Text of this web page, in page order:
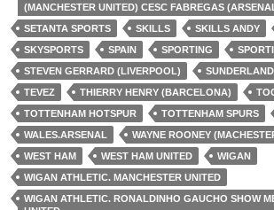
(MANCHESTER UNITED) CESC FABREGAS
SETANTA SPORTS
SKILLS SKILLS ANDY
SKYSPORTS
SPAIN SPORTING
STEVEN GERRARD (LIVERPOOL)
SUNDERLAND
TEVEZ
THIERRY HENRY (BARCELONA)
TOTTENHAM HOTSPUR
TOTTENHAM SPURS
WALES.ARSENAL
WAYNE ROONEY
WEST HAM
WEST HAM UNITED
WIGAN
WIGAN ATHLETIC. MANCHESTER UNITED
WIGAN ATHLETIC. RONALDINHO GAUCHO SHOW